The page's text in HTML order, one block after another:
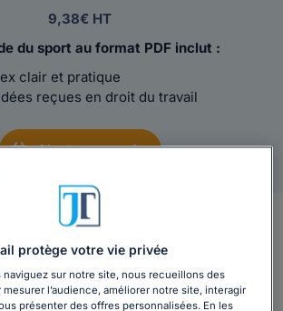
9,38€ HT
du sport au format PDF inclut :
clair et pratique
reçues en droit du travail
Ajouter au panier
protège votre vie privée
naviguez sur notre site, nous recueillons des
l’audience, améliorer notre site, interagir
présenter des offres personnalisées. En les